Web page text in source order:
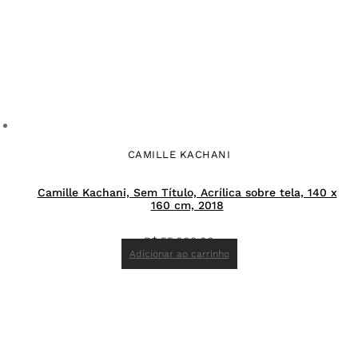
CAMILLE KACHANI
Camille Kachani, Sem Título, Acrílica sobre tela, 140 x
160 cm, 2018
R$55.000,00
Adicionar ao carrinho